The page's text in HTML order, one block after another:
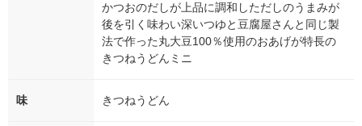
かつおのだしが上品に調和しただしのうまみが
後を引く味わい深いつゆと豆腐屋さんと同じ製
法で作った丸大豆100％使用のおあげが特長の
きつねうどんミニ
味 きつねうどん